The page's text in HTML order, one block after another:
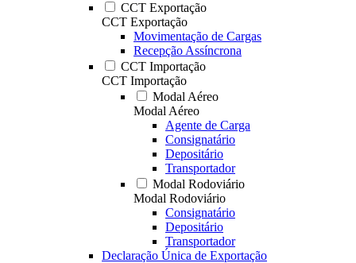
CCT Exportação
CCT Exportação
Movimentação de Cargas
Recepção Assíncrona
CCT Importação
CCT Importação
Modal Aéreo
Modal Aéreo
Agente de Carga
Consignatário
Depositário
Transportador
Modal Rodoviário
Modal Rodoviário
Consignatário
Depositário
Transportador
Declaração Única de Exportação